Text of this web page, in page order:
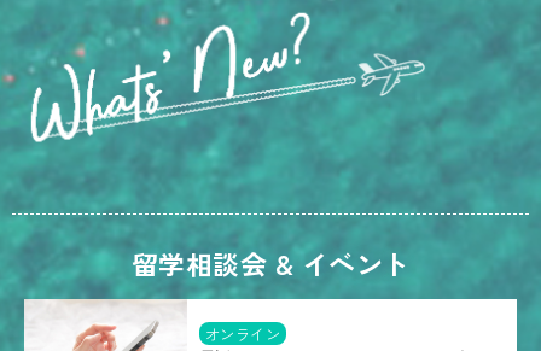
留学相談会 & イベント
オンライン